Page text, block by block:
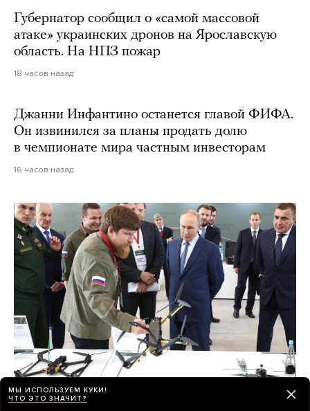
Губернатор сообщил о «самой массовой
атаке» украинских дронов на Ярославскую
область. На НПЗ пожар
18 часов назад
Джанни Инфантино останется главой ФИФА.
Он извинился за планы продать долю
в чемпионате мира частным инвесторам
16 часов назад
Под Екатеринбургом совершено
МЫ ИСПОЛЬЗУЕМ КУКИ!
ЧТО ЭТО ЗНАЧИТ?